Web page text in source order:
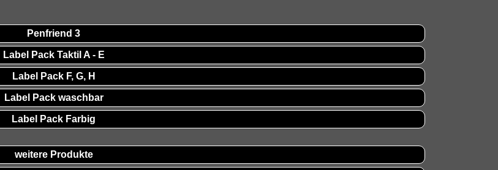
Penfriend 3
Label Pack Taktil A - E
Label Pack F, G, H
Label Pack waschbar
Label Pack Farbig
weitere Produkte